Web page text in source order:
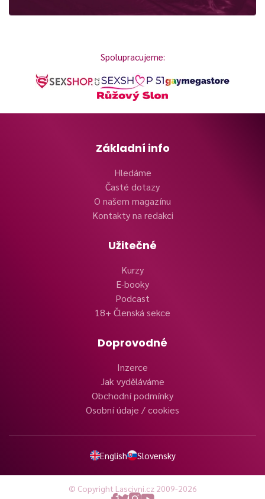
Spolupracujeme:
Základní info
Hledáme
Časté dotazy
O našem magazínu
Kontakty na redakci
Užitečné
Kurzy
E-booky
Podcast
18+ Členská sekce
Doprovodné
Inzerce
Jak vyděláváme
Obchodní podmínky
Osobní údaje / cookies
English Slovensky
© Copyright Lascivni.cz 2009-2026